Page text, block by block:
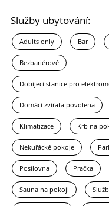
Služby ubytování:
Adults only Bar
Bezbariérové
Dobíjecí stanice pro
Domácí zvířata povolena
Klimatizace Krb na
Nekuřácké pokoje
Posilovna Pračka
Sauna na pokoji